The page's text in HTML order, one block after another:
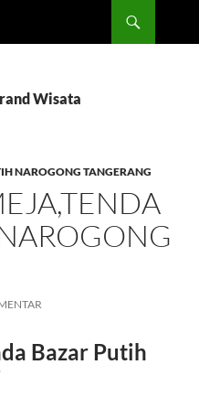
Wisata
NAROGONG TANGERANG
Bazar Putih